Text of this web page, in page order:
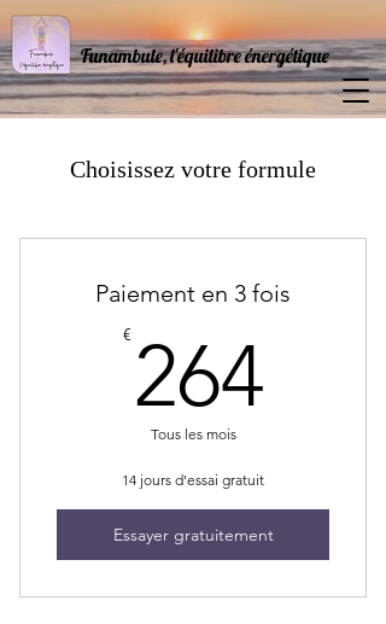
Funambule, l'équilibre énergétique
Choisissez votre formule
Paiement en 3 fois
€ 264
Tous les mois
14 jours d'essai gratuit
Essayer gratuitement